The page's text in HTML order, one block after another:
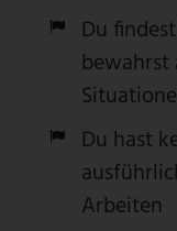
Du
bewahrst
Du hast
Arbeiten